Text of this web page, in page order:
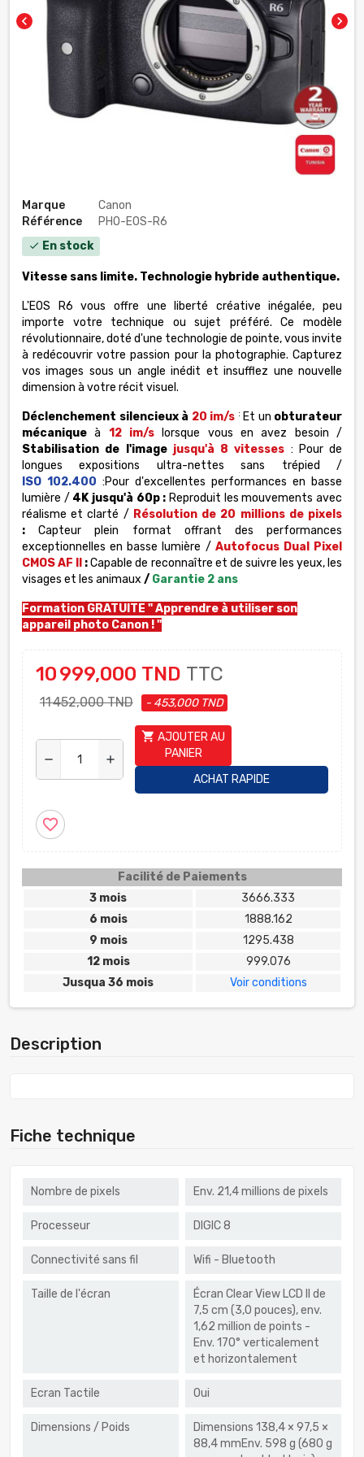
chevron_left chevron_right
Marque
Canon
Référence
PHO-EOS-R6
check En stock
Vitesse sans limite. Technologie hybride authentique.
L'EOS R6 vous offre une liberté créative inégalée, peu
importe votre technique ou sujet préféré. Ce modèle
révolutionnaire, doté d'une technologie de pointe, vous invite
à redécouvrir votre passion pour la photographie. Capturez
vos images sous un angle inédit et insufflez une nouvelle
dimension à votre récit visuel.
Déclenchement silencieux à 20 im/s : Et un obturateur
mécanique à 12 im/s lorsque vous en avez besoin /
Stabilisation de l'image jusqu'à 8 vitesses : Pour de
longues expositions ultra-nettes sans trépied /
ISO 102.400 :Pour d'excellentes performances en basse
lumière / 4K jusqu'à 60p : Reproduit les mouvements avec
réalisme et clarté / Résolution de 20 millions de pixels
:Capteur plein format offrant des performances
exceptionnelles en basse lumière / Autofocus Dual Pixel
CMOS AF II
:Capable de reconnaître et de suivre les yeux, les
visages et les animaux / Garantie 2 ans
Formation GRATUITE "Apprendre à utiliser son
appareil photo Canon ! "
10 999,000 TND TTC
11 452,000 TND - 453,000 TND
remove add
shopping_cart AJOUTER AU
PANIER
ACHAT RAPIDE
favorite_border
Facilité de Paiements
3 mois
3666.333
6 mois
1888.162
9 mois
1295.438
12 mois
999.076
Jusqua 36 mois
Voir conditions
Description
Fiche technique
Nombre de pixels Env. 21,4 millions de pixels
Processeur DIGIC 8
Connectivité sans fil Wifi - Bluetooth
Taille de l'écran
Écran Clear View LCD II de
7,5 cm (3,0 pouces), env.
1,62 million de points -
Env. 170° verticalement
et horizontalement
Ecran Tactile Oui
Dimensions / Poids
Dimensions 138,4 × 97,5 ×
88,4 mmEnv. 598 g (680 g